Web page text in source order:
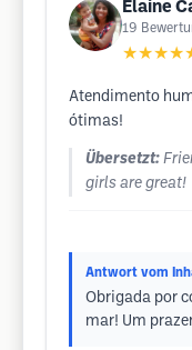
Elaine
19
Atendimento
ótimas!
Übersetzt:
girls are great!
Antwort vom
Obrigada por
mar! Um